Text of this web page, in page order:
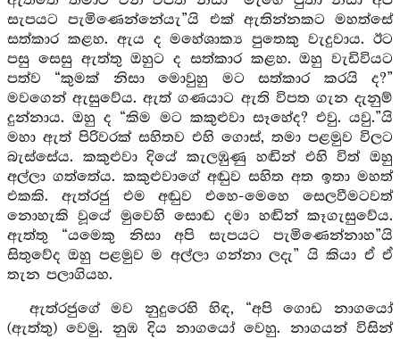
සැපයට පැමිණෙන්නේයැ”යි එක් ඇතින්නකට මහත්සේ
සත්කාර කළහ. ඇය ද මහේශාක්‍ය පුතෙකු වැදුවාය. ඊට
පසු සෙසු ඇත්තු ඔහුට ද සත්කාර කළහ. ඔහු වැඩිවියට
පත්ව “කුමක් නිසා මොවුහු මට සත්කාර කරයි ද?”
මවගෙන් ඇසුවේය. ඇත් ගණයාට ඇති විපත ගැන දැනුම්
දුන්නාය. ඔහු ද “කිම මට කකුළුවා සෑහේද? එවු. යවු.”යි
මහා ඇත් පිරිවරක් සහිතව එහි ගොස්, තමා පළමුව විලට
බැස්සේය. කකුළුවා දියේ කැලඹුණු හඬින් එහි විත් ඔහු
අල්ලා ගත්තේය. කකුළුවාගේ අඬුව සහිත අත ඉතා මහත්
එකකි. ඇත්රජු එම අඬුව එහෙ-මෙහෙ සෙලවීමටවත්
නොහැකි වූයේ මුවෙහි සොඬ දමා හඬින් කෑගැසුවේය.
ඇත්තු “යමෙකු නිසා අපි සැපයට පැමිණෙන්නාහ”යි
සිතුවේද ඔහු පළමුව ම අල්ලා ගන්නා ලදැ” යි කියා ඒ ඒ
තැන පලාගියහ.
ඇත්රජුගේ මව නුදුරෙහි හිඳ, “අපි ගොඩ නාගයෝ
(ඇත්තු) වෙමු. නුඹ දිය නාගයෝ වෙහු. නාගයන් විසින්